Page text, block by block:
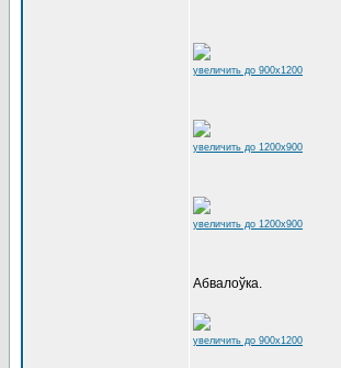
увеличить до 900x1200
увеличить до 1200x900
увеличить до 1200x900
Абвалоўка.
увеличить до 900x1200